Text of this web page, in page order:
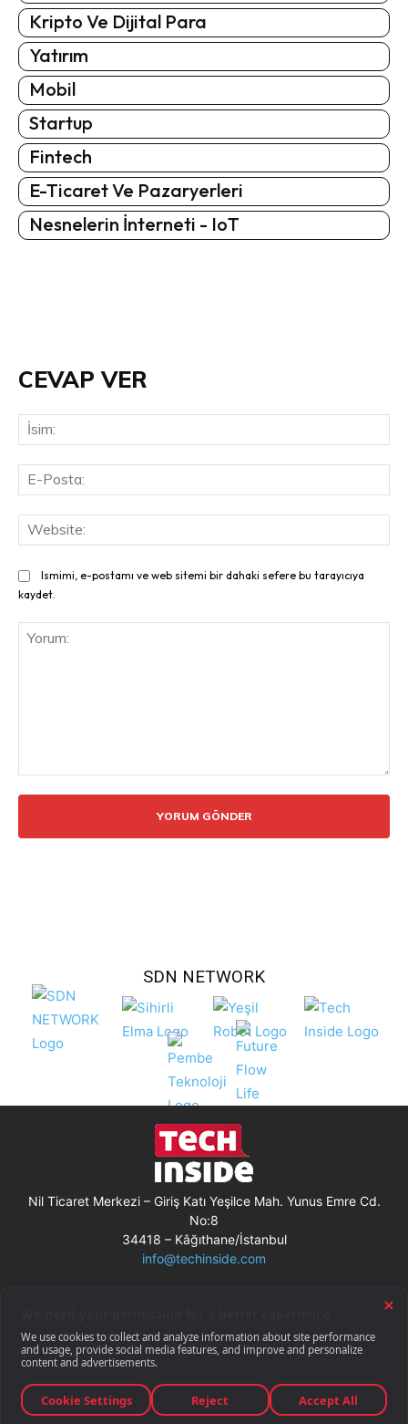
Kripto Ve Dijital Para
Yatırım
Mobil
Startup
Fintech
E-Ticaret Ve Pazaryerleri
Nesnelerin İnterneti - IoT
CEVAP VER
Ismimi, e-postamı ve web sitemi bir dahaki sefere bu tarayıcıya
kaydet.
SDN NETWORK
Nil Ticaret Merkezi – Giriş Katı Yeşilce Mah. Yunus Emre Cd.
No:8
34418 – Kâğıthane/İstanbul
info@techinside.com
Gizlilik Bildirimi
RSS
© Techinside.com, İnternet Medyası